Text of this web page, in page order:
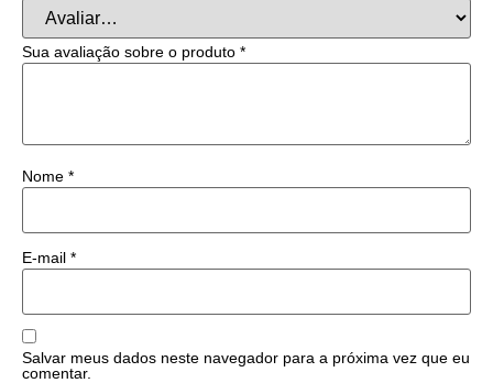
Sua avaliação sobre o produto *
Nome *
E-mail *
Salvar meus dados neste navegador para a próxima vez que eu
comentar.